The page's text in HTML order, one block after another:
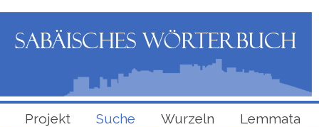
Projekt Suche Wurzeln Lemmata